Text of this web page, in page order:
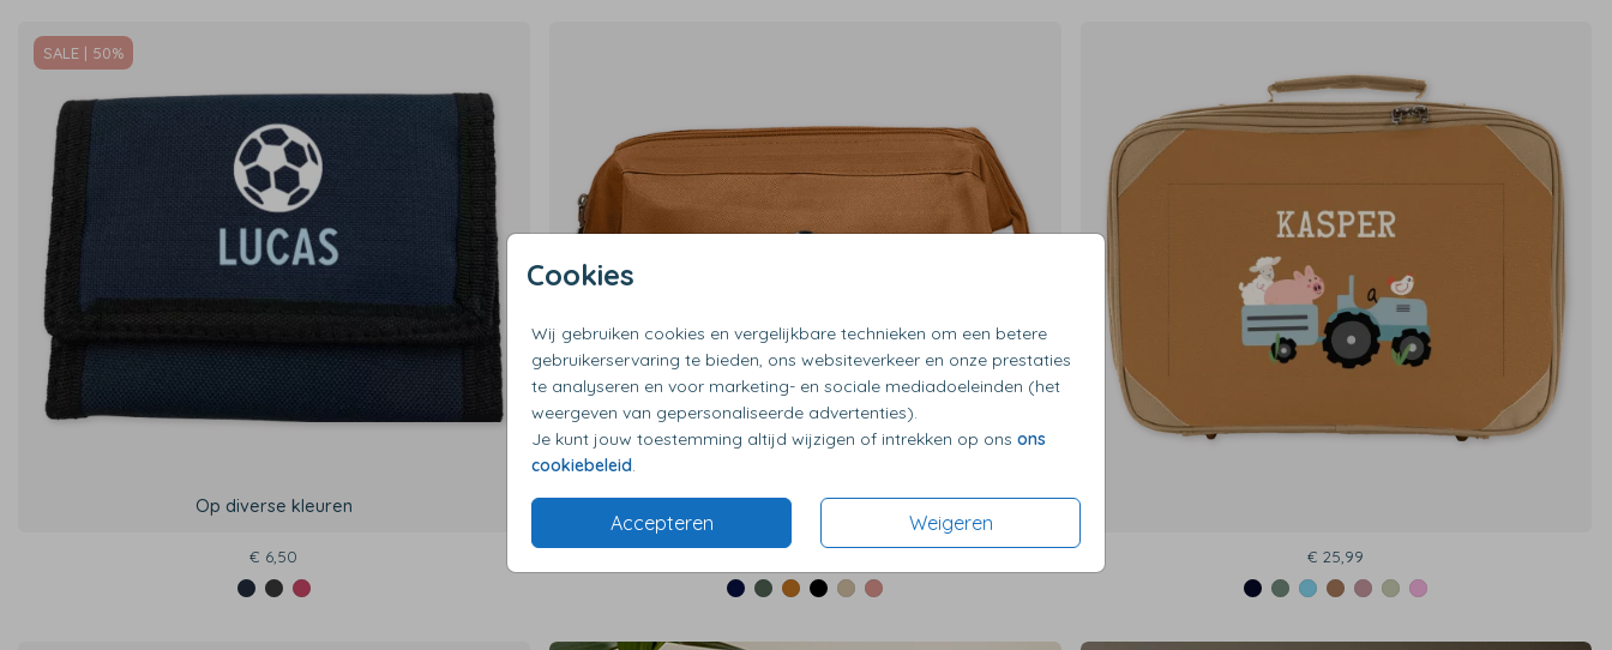
Cookies
Wij gebruiken cookies en vergelijkbare technieken om een betere
gebruikerservaring te bieden, ons websiteverkeer en onze prestaties
te analyseren en voor marketing- en sociale mediadoeleinden (het
weergeven van gepersonaliseerde advertenties).
Je kunt jouw toestemming altijd wijzigen of intrekken op ons ons
cookiebeleid.
Accepteren Weigeren
Op diverse kleuren
SALE | 50%
€ 6,50 € 25,99